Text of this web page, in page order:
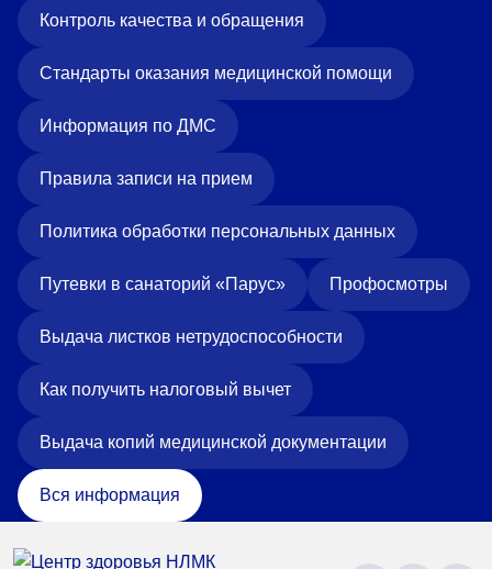
Контроль качества и обращения
Стандарты оказания медицинской помощи
Информация по ДМС
Правила записи на прием
Политика обработки персональных данных
Путевки в санаторий «Парус» Профосмотры
Выдача листков нетрудоспособности
Как получить налоговый вычет
Выдача копий медицинской документации
Вся информация